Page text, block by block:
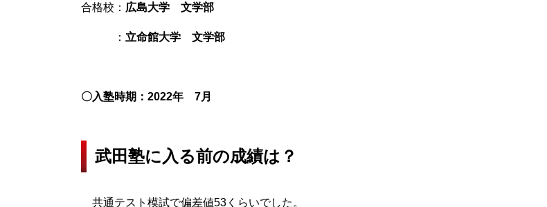
合格校： 広島大学 文学部
： 立命館大学 文学部
〇入塾時期：2022年 7月
武田塾に入る前の成績は？
共通テスト模試で偏差値53くらいでした。